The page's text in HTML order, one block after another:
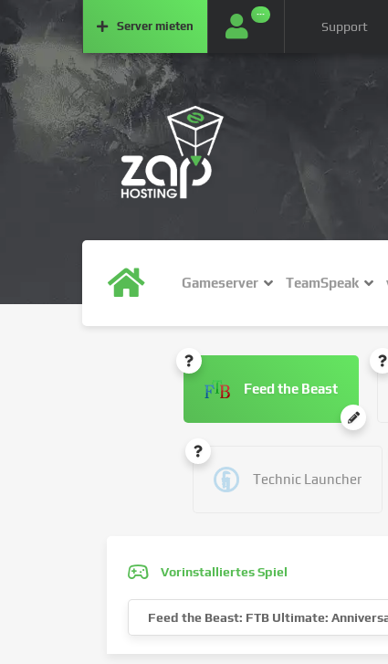
Server mieten
···
Support
Gameserver TeamSpeak
Feed the Beast
Technic Launcher
Vorinstalliertes Spiel
Feed the Beast: FTB Ultimate: